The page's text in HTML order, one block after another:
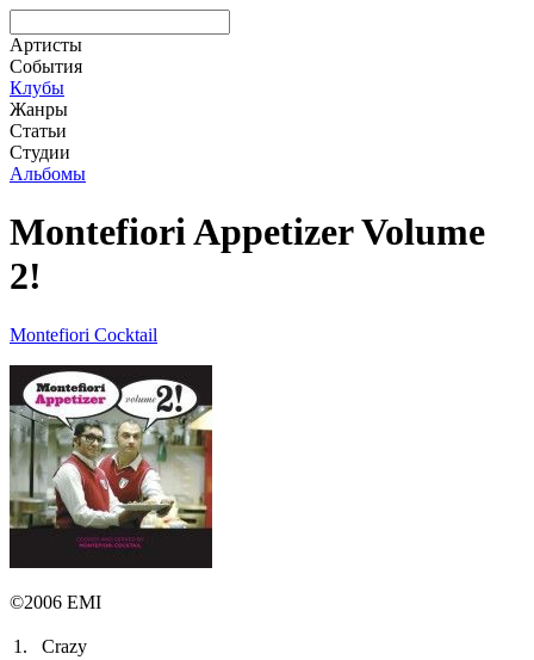
Артисты
События
Клубы
Жанры
Статьи
Студии
Альбомы
Montefiori Appetizer Volume
2!
Montefiori Cocktail
©2006 EMI
1.
Crazy